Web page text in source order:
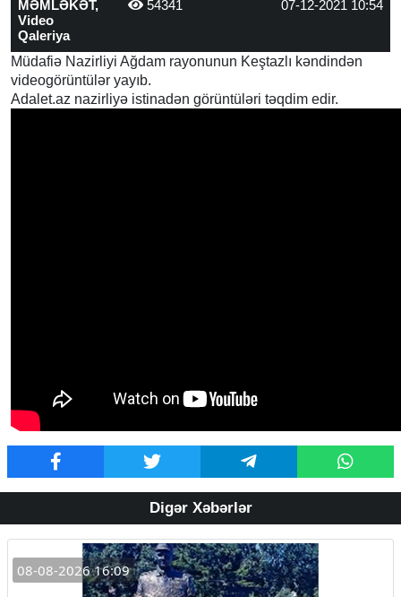
MƏMLƏKƏT,
Video
Qaleriya
54341 07-12-2021 10:54
Müdafiə Nazirliyi Ağdam rayonunun Keştazlı kəndindən
videogörüntülər yayıb.
Adalet.az nazirliyə istinadən görüntüləri təqdim edir.
Digər Xəbərlər
08-08-2026 16:09